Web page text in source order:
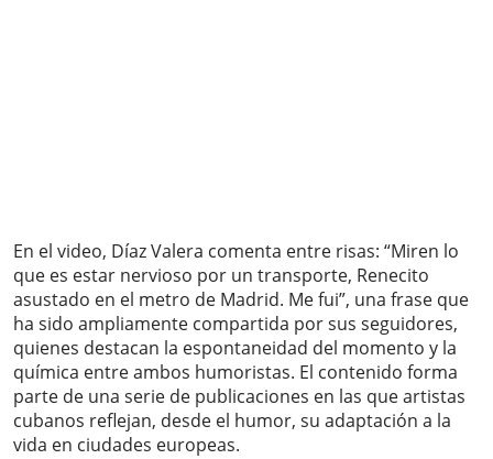
En el video, Díaz Valera comenta entre risas: “Miren lo
que es estar nervioso por un transporte, Renecito
asustado en el metro de Madrid. Me fui”, una frase que
ha sido ampliamente compartida por sus seguidores,
quienes destacan la espontaneidad del momento y la
química entre ambos humoristas. El contenido forma
parte de una serie de publicaciones en las que artistas
cubanos reflejan, desde el humor, su adaptación a la
vida en ciudades europeas.